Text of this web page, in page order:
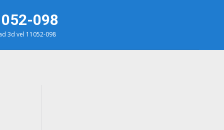
098
3d vel 11052-098